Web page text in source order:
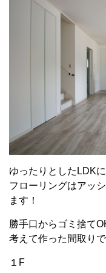
ゆったりとしたLDK
フローリングはアッ
ます！
勝手口からゴミ捨て
考えて作った間取りで
１F